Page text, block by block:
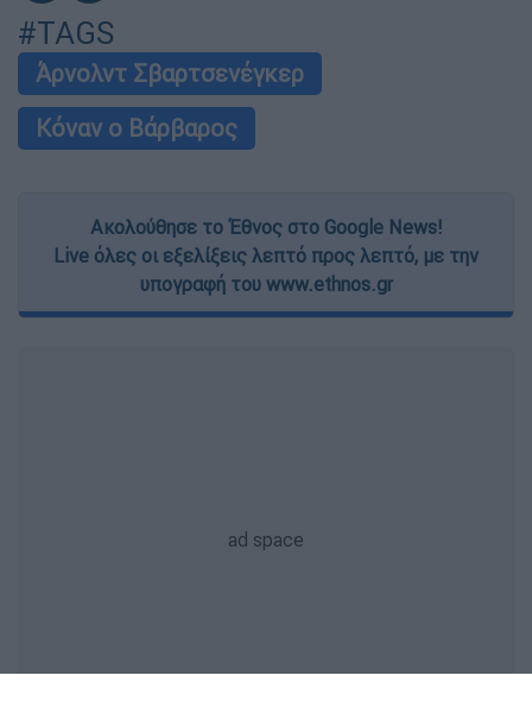
#TAGS
Άρνολντ Σβαρτσενέγκερ
Κόναν ο Βάρβαρος
Ακολούθησε το Έθνος στο Google News!
Live όλες οι εξελίξεις λεπτό προς λεπτό, με την
υπογραφή του www.ethnos.gr